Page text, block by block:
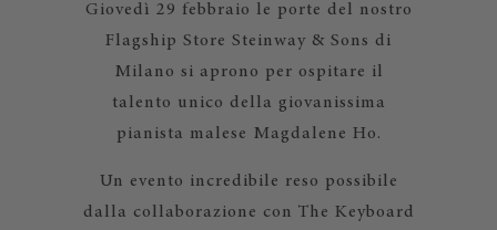
Giovedì 29 febbraio le porte del nostro
Flagship Store Steinway & Sons di
Milano si aprono per ospitare il
talento unico della giovanissima
pianista malese Magdalene Ho.
Un evento incredibile reso possibile
dalla collaborazione con The Keyboard